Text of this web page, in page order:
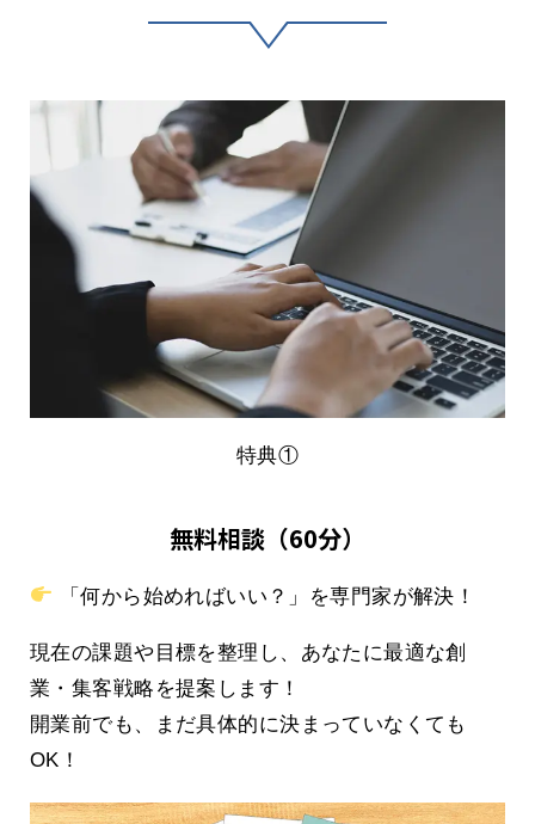
特典①
無料相談（60分）
「何から始めればいい？」を専門家が解決！
現在の課題や目標を整理し、あなたに最適な創
業・集客戦略を提案します！
開業前でも、まだ具体的に決まっていなくても
OK！